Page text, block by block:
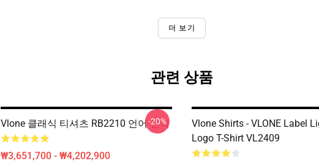
더 보기
관련 상품
Vlone 클래식 티셔츠 RB2210 언어 선택
₩3,651,700 - ₩4,202,900
-20%
Vlone Shirts - VLONE Label
Logo T-Shirt VL2409